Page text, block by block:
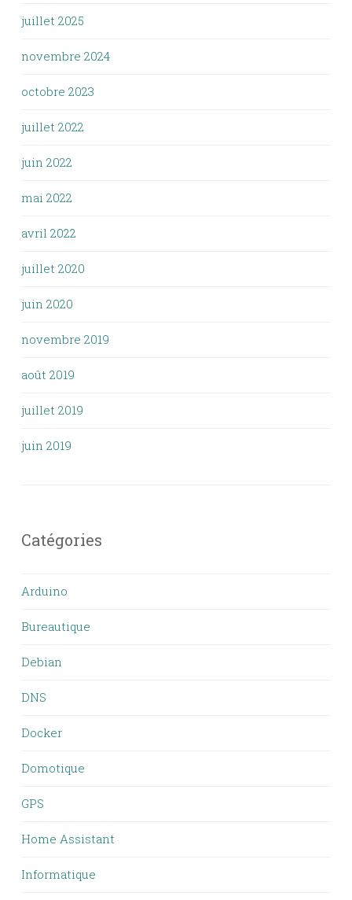
juillet 2025
novembre 2024
octobre 2023
juillet 2022
juin 2022
mai 2022
avril 2022
juillet 2020
juin 2020
novembre 2019
août 2019
juillet 2019
juin 2019
Catégories
Arduino
Bureautique
Debian
DNS
Docker
Domotique
GPS
Home Assistant
Informatique